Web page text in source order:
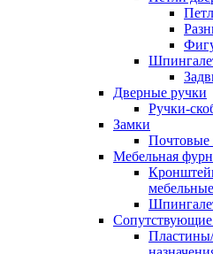
Дверные ручки
Ручки-
Замки
Почтовые
Мебельная
мебельные